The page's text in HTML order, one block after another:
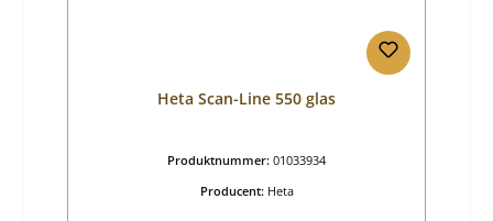
Heta Scan-Line 550 glas
Produktnummer: 01033934
Producent: Heta